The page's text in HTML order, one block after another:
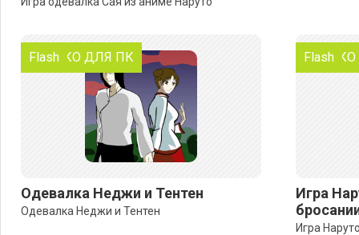
ТОЛЬКО ДЛЯ ПК
Flash
Одевалка Неджи и Тентен
Одевалка Неджи и Тентен
Flash
Игра
Игра